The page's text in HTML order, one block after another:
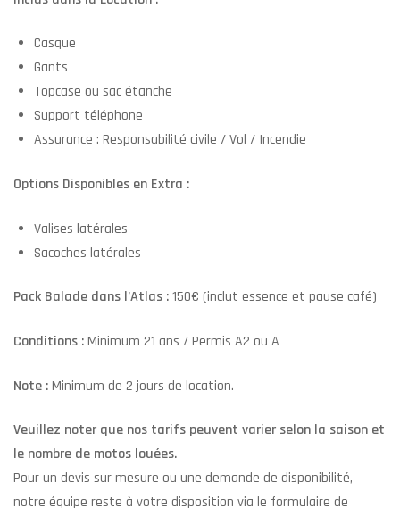
Casque
Gants
Topcase ou sac étanche
Support téléphone
Assurance : Responsabilité civile / Vol / Incendie
Options Disponibles en Extra :
Valises latérales
Sacoches latérales
Pack Balade dans l’Atlas :150€ (inclut essence et pause café)
Conditions :Minimum 21 ans / Permis A2 ou A
Note :Minimum de 2 jours de location.
Veuillez noter que nos tarifs peuvent varier selon la saison et
le nombre de motos louées.
Pour un devis sur mesure ou une demande de disponibilité,
notre équipe reste à votre disposition via le formulaire de